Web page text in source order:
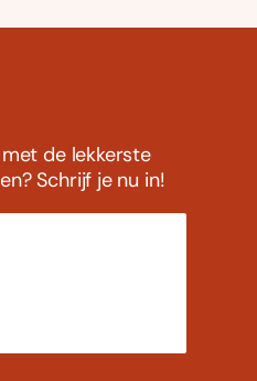
de lekkerste
Schrijf je nu in!